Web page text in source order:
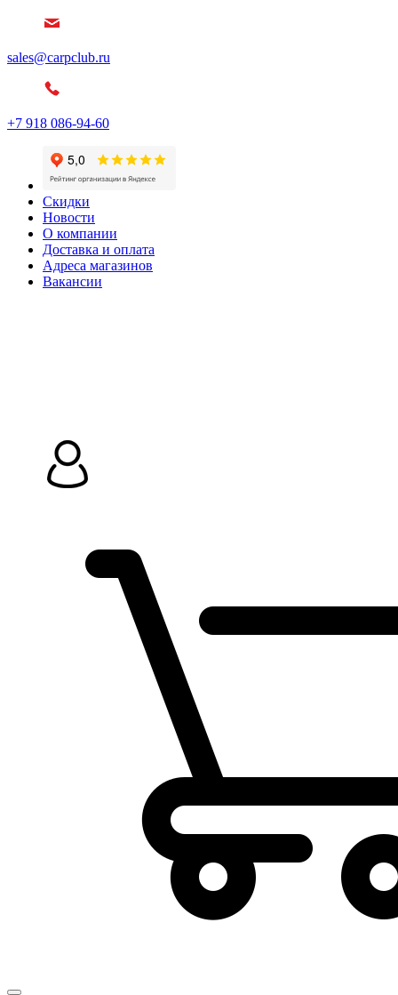
sales@carpclub.ru
+7 918 086-94-60
Скидки
Новости
О компании
Доставка и оплата
Адреса магазинов
Вакансии